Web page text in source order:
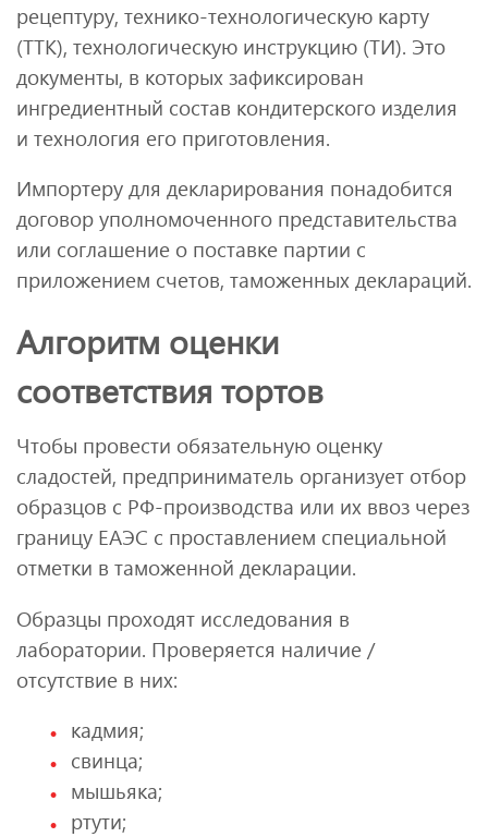
рецептуру, технико-технологическую карту
(ТТК), технологическую инструкцию (ТИ). Это
документы, в которых зафиксирован
ингредиентный состав кондитерского изделия
и технология его приготовления.
Импортеру для декларирования понадобится
договор уполномоченного представительства
или соглашение о поставке партии с
приложением счетов, таможенных деклараций.
Алгоритм оценки
соответствия тортов
Чтобы провести обязательную оценку
сладостей, предприниматель организует отбор
образцов с РФ-производства или их ввоз через
границу ЕАЭС с проставлением специальной
отметки в таможенной декларации.
Образцы проходят исследования в
лаборатории. Проверяется наличие /
отсутствие в них:
кадмия;
свинца;
мышьяка;
ртути;